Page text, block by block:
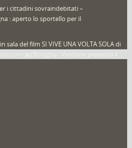
i cittadini sovraindebitati –
: aperto lo sportello per il
sala del film SI VIVE UNA VOLTA SOLA di
su